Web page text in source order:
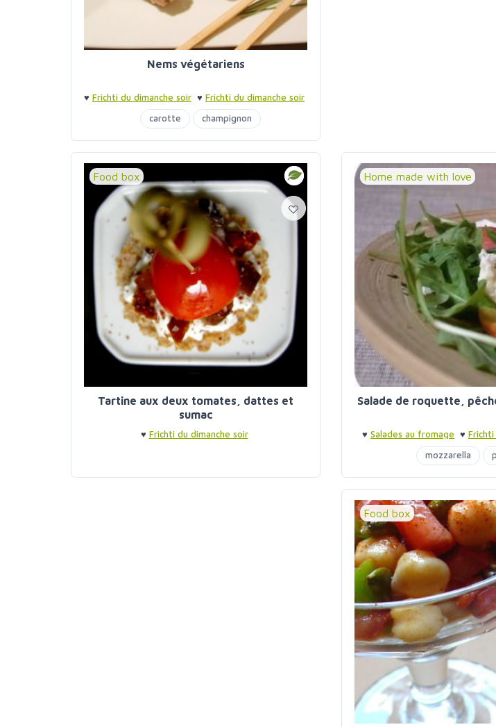
Nems végétariens
♥ Frichti du dimanche soir ♥ Frichti du dimanche soir
carotte
champignon
pomme de terre
Food box
Tartine aux deux tomates, dattes et
sumac
♥ Frichti du dimanche soir
Home made with love
Salade de roquette,
♥ Salades au fromage ♥ Frichti
mozzarella
Food box